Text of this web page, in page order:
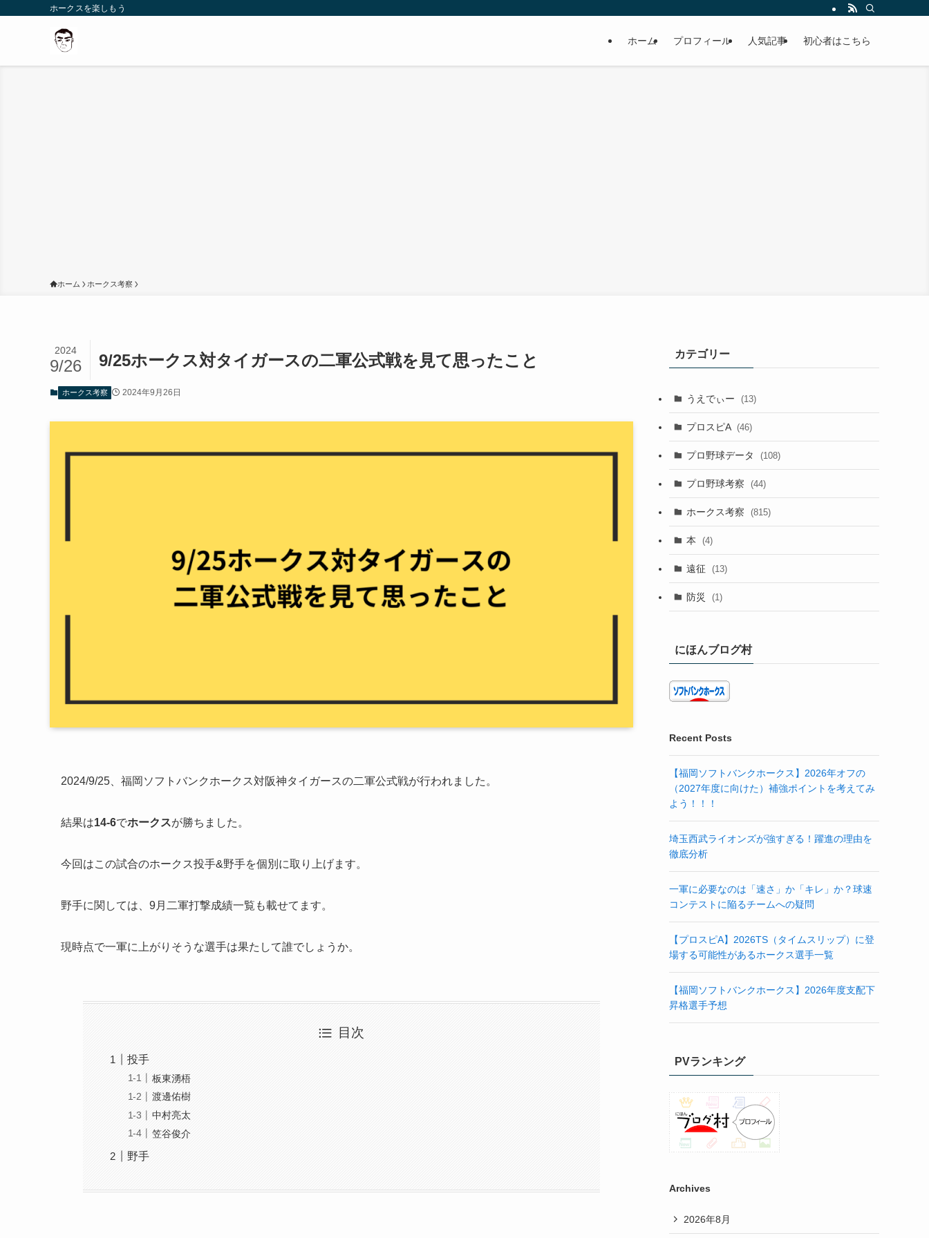
ホークスを楽しもう
ホーム プロフィール 人気記事 初心者はこちら
ホーム ホークス考察
9/25ホークス対タイガースの二軍公式戦を見て思ったこと
2024
9/26
ホークス考察 2024年9月26日
2024/9/25、福岡ソフトバンクホークス対阪神タイガースの二軍公式戦が行われました。
結果は14-6でホークスが勝ちました。
今回はこの試合のホークス投手&野手を個別に取り上げます。
野手に関しては、9月二軍打撃成績一覧も載せてます。
現時点で一軍に上がりそうな選手は果たして誰でしょうか。
目次
投手
板東湧梧
渡邊佑樹
中村亮太
笠谷俊介
野手
カテゴリー
うえでぃー (13)
プロスピA (46)
プロ野球データ (108)
プロ野球考察 (44)
ホークス考察 (815)
本 (4)
遠征 (13)
防災 (1)
にほんブログ村
Recent Posts
【福岡ソフトバンクホークス】2026年オフの
（2027年度に向けた）補強ポイントを考えてみ
よう！！！
埼玉西武ライオンズが強すぎる！躍進の理由を
徹底分析
一軍に必要なのは「速さ」か「キレ」か？球速
コンテストに陥るチームへの疑問
【プロスピA】2026TS（タイムスリップ）に登
場する可能性があるホークス選手一覧
【福岡ソフトバンクホークス】2026年度支配下
昇格選手予想
PVランキング
Archives
2026年8月